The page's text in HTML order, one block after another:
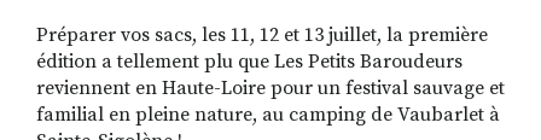
Préparer vos sacs, les 11, 12 et 13 juillet, la première
édition a tellement plu que Les Petits Baroudeurs
reviennent en Haute-Loire pour un festival sauvage et
familial en pleine nature, au camping de Vaubarlet à